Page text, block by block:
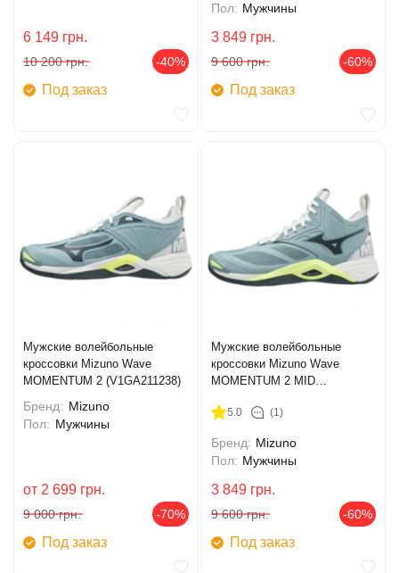
6 149 грн.
10 200 грн. -40%
Под заказ
Пол: Мужчины
3 849 грн.
9 600 грн. -60%
Под заказ
Мужские волейбольные
кроссовки Mizuno Wave
MOMENTUM 2 (V1GA211238)
Бренд: Mizuno
Пол: Мужчины
от 2 699 грн.
9 000 грн. -70%
Под заказ
Мужские волейбольные
кроссовки Mizuno Wave
MOMENTUM 2 MID
5.0 (1)
Бренд: Mizuno
Пол: Мужчины
3 849 грн.
9 600 грн. -60%
Под заказ